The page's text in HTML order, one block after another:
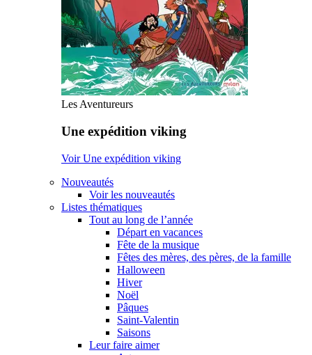
Les Aventureurs
Une expédition viking
Voir Une expédition viking
Nouveautés
Voir les nouveautés
Listes thématiques
Tout au long de l’année
Départ en vacances
Fête de la musique
Fêtes des mères, des pères, de la famille
Halloween
Hiver
Noël
Pâques
Saint-Valentin
Saisons
Leur faire aimer